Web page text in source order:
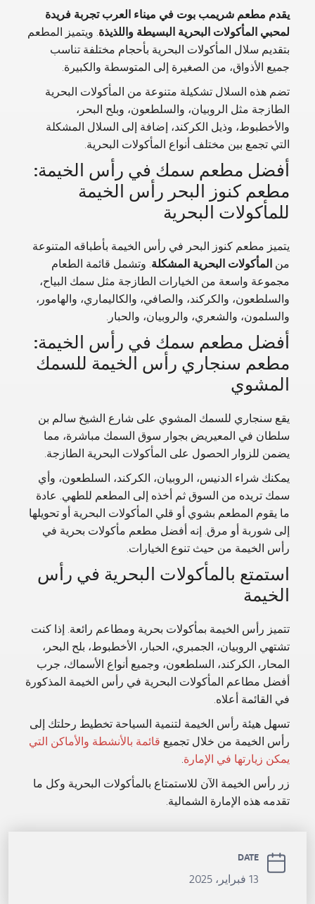
يقدم مطعم شريمب بوت في ميناء العرب تجربة فريدة
لمحبي المأكولات البحرية البسيطة واللذيذة. ويتميز المطعم
بتقديم سلال المأكولات البحرية بأحجام مختلفة تناسب
جميع الأذواق، من الصغيرة إلى المتوسطة والكبيرة.
تضم هذه السلال تشكيلة متنوعة من المأكولات البحرية
الطازجة مثل الروبيان، والسلطعون، وبلح البحر،
والأخطبوط، وذيل الكركند، إضافة إلى السلال المشكلة
التي تجمع بين مختلف أنواع المأكولات البحرية.
أفضل مطعم سمك في رأس الخيمة:
مطعم كنوز البحر رأس الخيمة
للمأكولات البحرية
يتميز مطعم كنوز البحر في رأس الخيمة بأطباقه المتنوعة
منالمأكولات البحرية المشكلة. وتشمل قائمة الطعام
مجموعة واسعة من الخيارات الطازجة مثل سمك البياح،
والسلطعون، والكركند، والصافي، والكاليماري، والهامور،
والسلمون، والشعري، والروبيان، والحبار.
أفضل مطعم سمك في رأس الخيمة:
مطعم سنجاري رأس الخيمة للسمك
المشوي
يقع سنجاري للسمك المشوي على شارع الشيخ سالم بن
سلطان في المعيريض بجوار سوق السمك مباشرة، مما
يضمن للزوار الحصول على المأكولات البحرية الطازجة.
يمكنك شراء الدنيس، الروبيان، الكركند، السلطعون، وأي
سمك تريده من السوق ثم أخذه إلى المطعم للطهي. عادة
ما يقوم المطعم بشوي أو قلي المأكولات البحرية أو تحويلها
إلى شوربة أو مرق. إنه أفضل مطعم مأكولات بحرية في
رأس الخيمة من حيث تنوع الخيارات.
استمتع بالمأكولات البحرية في رأس
الخيمة
تتميز رأس الخيمة بمأكولات بحرية ومطاعم رائعة. إذا كنت
تشتهي الروبيان، الجمبري، الحبار، الأخطبوط، بلح البحر،
المحار، الكركند، السلطعون، وجميع أنواع الأسماك، جرب
أفضل مطاعم المأكولات البحرية في رأس الخيمة المذكورة
في القائمة أعلاه.
تسهل هيئة رأس الخيمة لتنمية السياحة تخطيط رحلتك إلى
رأس الخيمة من خلال تجميعقائمة بالأنشطة والأماكن التي
يمكن زيارتها في الإمارة.
زر رأس الخيمة الآن للاستمتاع بالمأكولات البحرية وكل ما
تقدمه هذه الإمارة الشمالية.
DATE
13 فبراير، 2025